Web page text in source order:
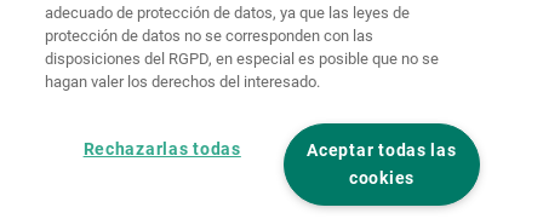
Ajustes de cookies
adecuado de protección de datos, ya que las leyes de
protección de datos no se corresponden con las
disposiciones del RGPD, en especial es posible que no se
hagan valer los derechos del interesado.
Aceptar todas las
cookies
Rechazarlas todas